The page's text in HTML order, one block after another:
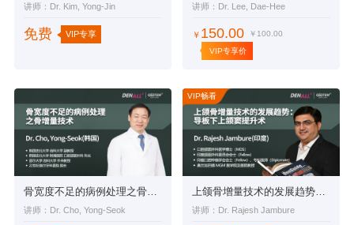
讲师：Dr. Kim, Yong-Jin
免费 VIP专享
讲师：Dr. Lee, Dae-Hee
￥ 150.00 ￥100.00
VIP专享价
骨宽度不足的病例处理之骨增量技术
讲师：Dr. Cho, Yong-Seok
VIP畅看
上颌骨增量技术的发展趋势：导板下上颌窦提升术
讲师：Dr. Rajesh Jambure